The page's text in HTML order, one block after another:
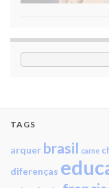
TAGS
arquer brasil carne
diferenças